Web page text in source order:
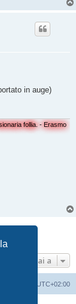
in auge)
follia. - Erasmo
Vai a
UTC+02:00